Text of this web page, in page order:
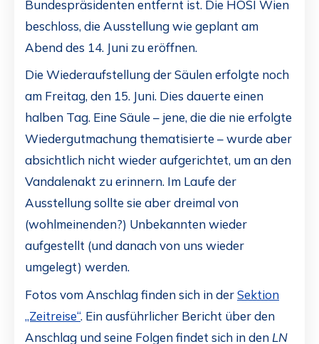
Bundespräsidenten entfernt ist. Die HOSI Wien
beschloss, die Ausstellung wie geplant am
Abend des 14. Juni zu eröffnen.
Die Wiederaufstellung der Säulen erfolgte noch
am Freitag, den 15. Juni. Dies dauerte einen
halben Tag. Eine Säule – jene, die die nie erfolgte
Wiedergutmachung thematisierte – wurde aber
absichtlich nicht wieder aufgerichtet, um an den
Vandalenakt zu erinnern. Im Laufe der
Ausstellung sollte sie aber dreimal von
(wohlmeinenden?) Unbekannten wieder
aufgestellt (und danach von uns wieder
umgelegt) werden.
Fotos vom Anschlag finden sich in derSektion
„Zeitreise“. Ein ausführlicher Bericht über den
Anschlag und seine Folgen findet sich in den LN